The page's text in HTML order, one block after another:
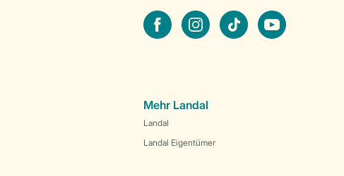
facebookinstagramtiktok youtube
Mehr Landal
Landal
Landal Eigentümer